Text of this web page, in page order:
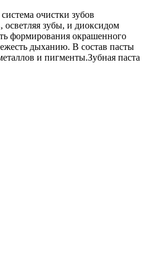
очистки зубов
осветляя зубы, и диоксидом
формирования окрашенного
дыханию. В состав пасты
и пигменты.Зубная паста